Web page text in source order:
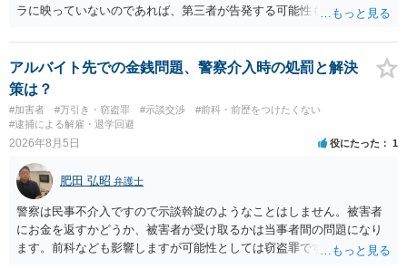
ラに映っていないのであれば、第三者が告発する可能性も低いこと、
座る女性を盗撮(全体像写真1枚と5秒程度の動画)してしまいました。下
着や胸など強調したものではありません。」とありますが、少なくと
も捜査段階では性的姿態等撮影罪の被疑事実で逮捕勾留されるケース
が私の弁護経験では多くなった印象です（最終的には不起訴ないし各
都道府県の迷惑防止条例違反になることもあります）。2度としないこ
とをお勧めいたします。ご参考にしてください。
アルバイト先での金銭問題、警察介入時の処罰と解決
策は？
#加害者 #万引き・窃盗罪 #示談交渉
#前科・前歴をつけたくない
#逮捕による解雇・退学回避
2026年8月5日 役にたった 1
肥田 弘昭 弁護士
警察は民事不介入ですので示談斡旋のようなことはしません。被害者
にお金を返すかどうか、被害者が受け取るかは当事者間の問題になり
ます。前科なども影響しますが可能性としては窃盗罪ですので、逮捕